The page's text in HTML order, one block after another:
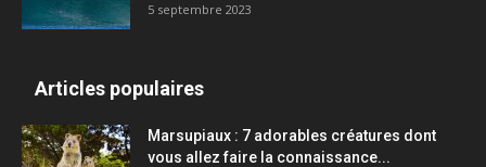
5 septembre 2023
Articles populaires
Marsupiaux : 7 adorables créatures dont
vous allez faire la connaissance...